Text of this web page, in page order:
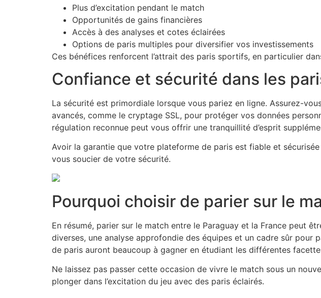
Plus d’excitation pendant le match
Opportunités de gains financières
Accès à des analyses et cotes éclairées
Options de paris multiples pour diversifier vos investissements
Ces bénéfices renforcent l’attrait des paris sportifs, en particulier
Confiance et sécurité dans les
La sécurité est primordiale lorsque vous pariez en ligne. Assurez-
avancés, comme le cryptage SSL, pour protéger vos données
régulation reconnue peut vous offrir une tranquillité d’esprit
Avoir la garantie que votre plateforme de paris est fiable et
vous soucier de votre sécurité.
Pourquoi choisir de parier sur le
En résumé, parier sur le match entre le Paraguay et la France peut
diverses, une analyse approfondie des équipes et un cadre sûr
de paris auront beaucoup à gagner en étudiant les différentes
Ne laissez pas passer cette occasion de vivre le match sous un
plonger dans l’excitation du jeu avec des paris éclairés.